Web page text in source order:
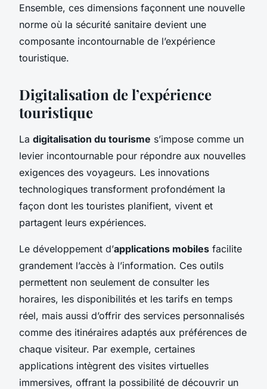
Ensemble, ces dimensions façonnent une nouvelle
norme où la sécurité sanitaire devient une
composante incontournable de l’expérience
touristique.
Digitalisation de l’expérience
touristique
La digitalisation du tourisme s’impose comme un
levier incontournable pour répondre aux nouvelles
exigences des voyageurs. Les innovations
technologiques transforment profondément la
façon dont les touristes planifient, vivent et
partagent leurs expériences.
Le développement d’applications mobiles facilite
grandement l’accès à l’information. Ces outils
permettent non seulement de consulter les
horaires, les disponibilités et les tarifs en temps
réel, mais aussi d’offrir des services personnalisés
comme des itinéraires adaptés aux préférences de
chaque visiteur. Par exemple, certaines
applications intègrent des visites virtuelles
immersives, offrant la possibilité de découvrir un